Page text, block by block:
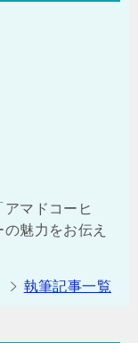
マドコーヒ
魅力をお伝え
執筆記事一覧